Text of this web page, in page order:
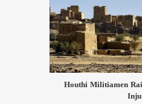
Houthi Militiamen